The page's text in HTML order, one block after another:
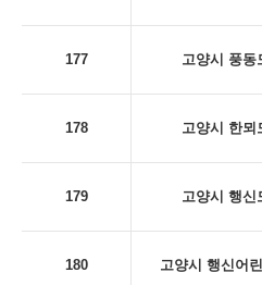
177 고양시 풍동
178 고양시 한뫼
179 고양시 행신
180 고양시 행신어